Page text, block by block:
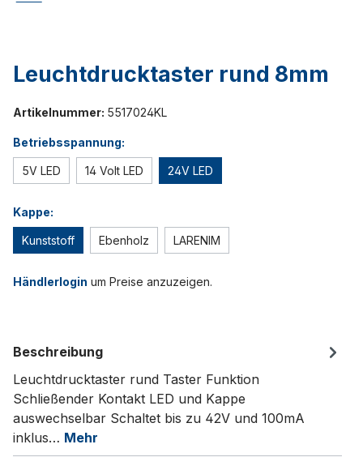
Leuchtdrucktaster rund 8mm
Artikelnummer: 5517024KL
Betriebsspannung:
5V LED 14 Volt LED 24V LED
Kappe:
Kunststoff Ebenholz LARENIM
Händlerlogin um Preise anzuzeigen.
Beschreibung
Leuchtdrucktaster rund Taster Funktion
Schließender Kontakt LED und Kappe
auswechselbar Schaltet bis zu 42V und 100mA
inklus… Mehr